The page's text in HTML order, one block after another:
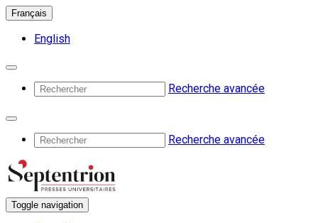
Français
English
Recherche avancée
Recherche avancée
Toggle navigation